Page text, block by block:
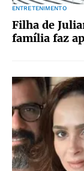
ENTRETENIMENTO
Filha de
família faz